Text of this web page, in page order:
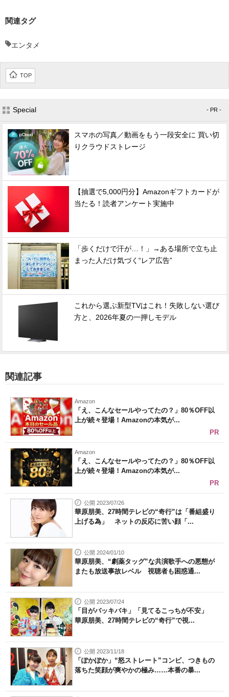
関連タグ
エンタメ
TOP
Special - PR -
スマホの写真／動画をもう一段安全に 買い切
りクラウドストレージ
【抽選で5,000円分】Amazonギフトカードが
当たる！読者アンケート実施中
「歩くだけで汗が…！」→ある場所で立ち止
まった人だけ気づく“レア広告”
これから選ぶ新型TVはこれ！失敗しない選び
方と、2026年夏の一押しモデル
関連記事
Amazon
「え、こんなセールやってたの？」80％OFF以
上が続々登場！Amazonの本気が...
PR
Amazon
「え、こんなセールやってたの？」80％OFF以
上が続々登場！Amazonの本気が...
PR
公開 2023/07/26
華原朋美、27時間テレビの“奇行”は「番組盛り
上げる為」 ネットの反応に苦い顔「...
公開 2024/01/10
華原朋美、“劇薬タッグ”な共演歌手への悪態が
またも放送事故レベル 視聴者も困惑通...
公開 2023/07/24
「目がバッキバキ」「見てるこっちが不安」
華原朋美、27時間テレビの“奇行”で視...
公開 2023/11/18
「ぽかぽか」“怒ストレート”コンビ、つきもの
落ちた笑顔が爽やかの極み……本番の暴...